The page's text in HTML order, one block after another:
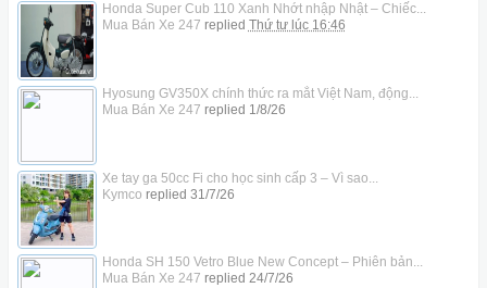
Honda Super Cub 110 Xanh Nhớt nhập Nhật – Chiếc...
Mua Bán Xe 247 replied Thứ tư lúc 16:46
Hyosung GV350X chính thức ra mắt Việt Nam, động...
Mua Bán Xe 247 replied 1/8/26
Xe tay ga 50cc Fi cho học sinh cấp 3 – Vì sao...
Kymco replied 31/7/26
Honda SH 150 Vetro Blue New Concept – Phiên bản...
Mua Bán Xe 247 replied 24/7/26